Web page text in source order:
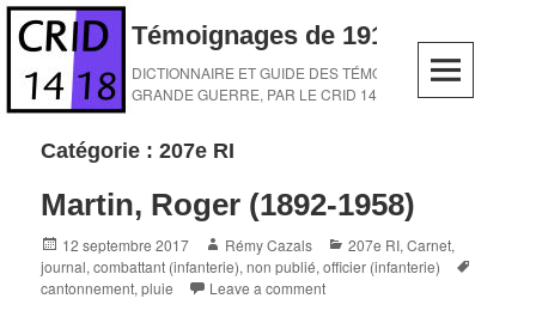
Skip
content
Témoignages de 1914-1918
DICTIONNAIRE ET GUIDE DES TÉMOINS DE LA
GRANDE GUERRE, PAR LE CRID 14-18
Catégorie :207e RI
Martin, Roger (1892-1958)
Posted
on
12 septembre 2017 Author
Rémy Cazals Categories
207e RI,Carnet,
journal,combattant (infanterie),non publié,officier (infanterie)
cantonnement,pluie Leave a comment